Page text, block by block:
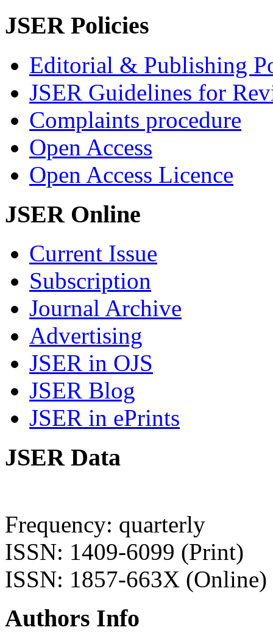
JSER Policies
Editorial & Publishing
JSER Guidelines for
Complaints procedure
Open Access
Open Access Licence
JSER Online
Current Issue
Subscription
Journal Archive
Advertising
JSER in OJS
JSER Blog
JSER in ePrints
JSER Data
Frequency: quarterly
ISSN: 1409-6099 (Print)
ISSN: 1857-663X (Online)
Authors Info